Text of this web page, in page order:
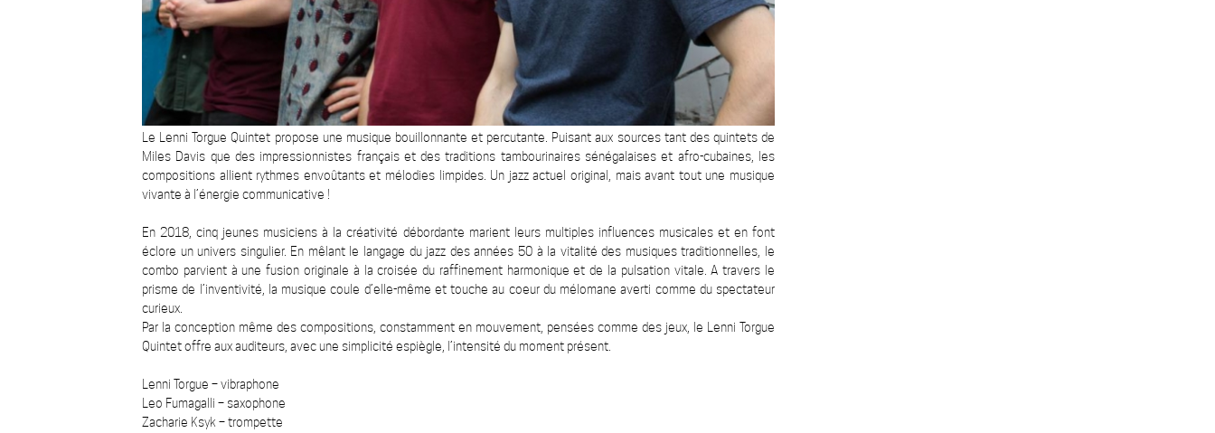
Le Lenni Torgue Quintet propose une musique bouillonnante et percutante. Puisant aux sources tant des quintets de
Miles Davis que des impressionnistes français et des traditions tambourinaires sénégalaises et afro-cubaines, les
compositions allient rythmes envoûtants et mélodies limpides. Un jazz actuel original, mais avant tout une musique
vivante à l’énergie communicative !
En 2018, cinq jeunes musiciens à la créativité débordante marient leurs multiples influences musicales et en font
éclore un univers singulier. En mêlant le langage du jazz des années 50 à la vitalité des musiques traditionnelles, le
combo parvient à une fusion originale à la croisée du raffinement harmonique et de la pulsation vitale. A travers le
prisme de l’inventivité, la musique coule d’elle-même et touche au coeur du mélomane averti comme du spectateur
curieux.
Par la conception même des compositions, constamment en mouvement, pensées comme des jeux, le Lenni Torgue
Quintet offre aux auditeurs, avec une simplicité espiègle, l’intensité du moment présent.
Lenni Torgue – vibraphone
Leo Fumagalli – saxophone
Zacharie Ksyk – trompette